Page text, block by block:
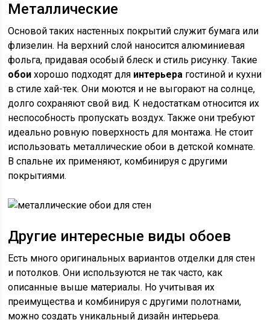
Металлические
Основой таких настенных покрытий служит бумага или
флизелин. На верхний слой наносится алюминиевая
фольга, придавая особый блеск и стиль рисунку. Такие
обоихорошо подходят для интерьера гостиной и кухни
в стиле хай-тек. Они моются и не выгорают на солнце,
долго сохраняют свой вид. К недостаткам относится их
неспособность пропускать воздух. Также они требуют
идеально ровную поверхность для монтажа. Не стоит
использовать металлические обои в детской комнате.
В спальне их применяют, комбинируя с другими
покрытиями.
Другие интересные виды обоев
Есть много оригинальных вариантов отделки для стен
и потолков. Они используются не так часто, как
описанные выше материалы. Но учитывая их
преимущества и комбинируя с другими полотнами,
можно создать уникальный дизайн интерьера.